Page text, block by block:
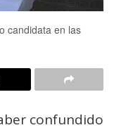
candidata en las
confundido